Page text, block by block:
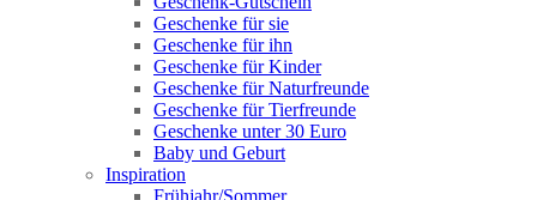
Geschenke für sie
Geschenke für ihn
Geschenke für Kinder
Geschenke für Naturfreunde
Geschenke für Tierfreunde
Geschenke unter 30 Euro
Baby und Geburt
Inspiration
Frühjahr/Sommer